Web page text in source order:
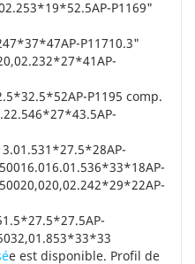
P1169"
P11710.3"
P1195 comp.
e est disponible. Profil de